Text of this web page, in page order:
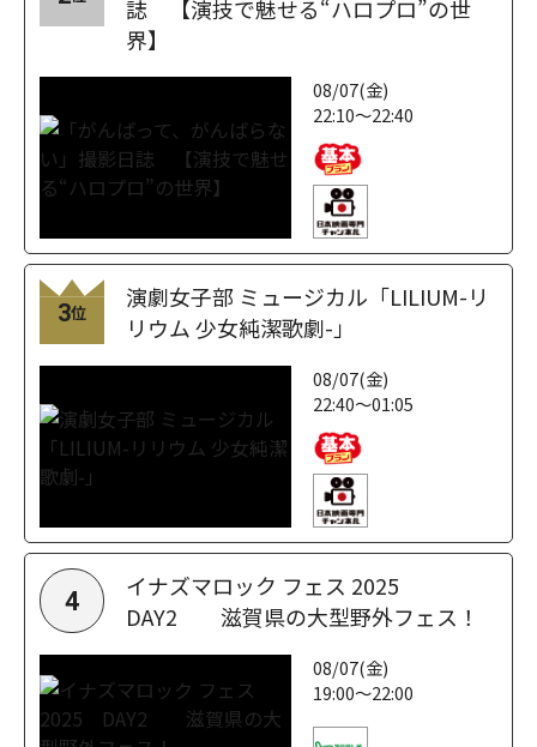
誌 【演技で魅せる“ハロプロ”の世
界】
08/07(金)
22:10～22:40
3位
演劇女子部 ミュージカル「LILIUM-リ
リウム 少女純潔歌劇-」
08/07(金)
22:40～01:05
4
イナズマロック フェス 2025
DAY2 滋賀県の大型野外フェス！
08/07(金)
19:00～22:00